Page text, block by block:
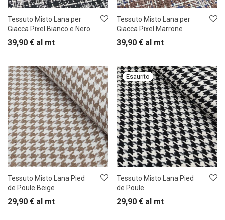
Tessuto Misto Lana per
Giacca Pixel Bianco e Nero
39,90 € al mt
Tessuto Misto Lana per
Giacca Pixel Marrone
39,90 € al mt
Tessuto Misto Lana Pied
de Poule Beige
29,90 € al mt
Tessuto Misto Lana Pied
de Poule
29,90 € al mt